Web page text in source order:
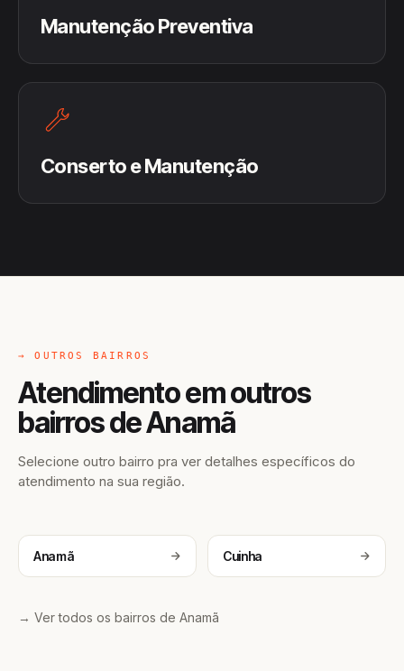
Manutenção Preventiva
Conserto e Manutenção
→ OUTROS BAIRROS
Atendimento em outros
bairros de Anamã
Selecione outro bairro pra ver detalhes específicos do
atendimento na sua região.
Anamã Cuinha
→ Ver todos os bairros de Anamã